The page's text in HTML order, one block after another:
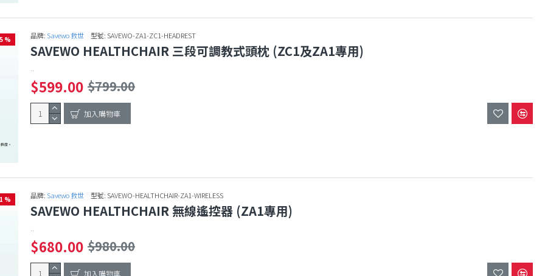
% 品牌: Savewo 救世 型號: SAVEWO-ZA1-ZC1-HEADREST
SAVEWO HEALTHCHAIR 三段可調教式頭枕 (ZC1及ZA1專用)
..
$599.00 $799.00
加入購物車
% 品牌: Savewo 救世 型號: SAVEWO-HEALTHCHAIR-ZA1-WIRELESS
SAVEWO HEALTHCHAIR 無線遙控器 (ZA1專用)
..
$680.00 $980.00
加入購物車